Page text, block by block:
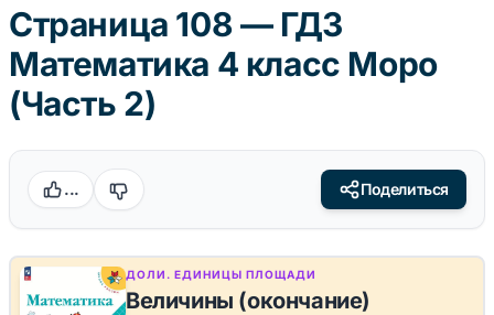
Страница 108 — ГДЗ
Математика 4 класс Моро
(Часть 2)
... Поделиться
ДОЛИ. ЕДИНИЦЫ ПЛОЩАДИ
Величины (окончание)